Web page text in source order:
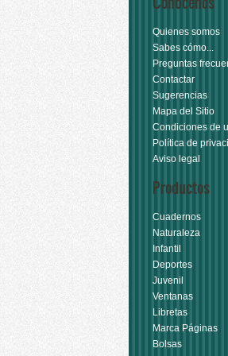
Quienes somos
Sabes cómo...
Preguntas
Contactar
Sugerencias
Mapa del Sitio
Condiciones de
Política de
Aviso legal
Productos
Cuadernos
Naturaleza
Infantil
Deportes
Juvenil
Ventanas
Libretas
Marca Páginas
Bolsas